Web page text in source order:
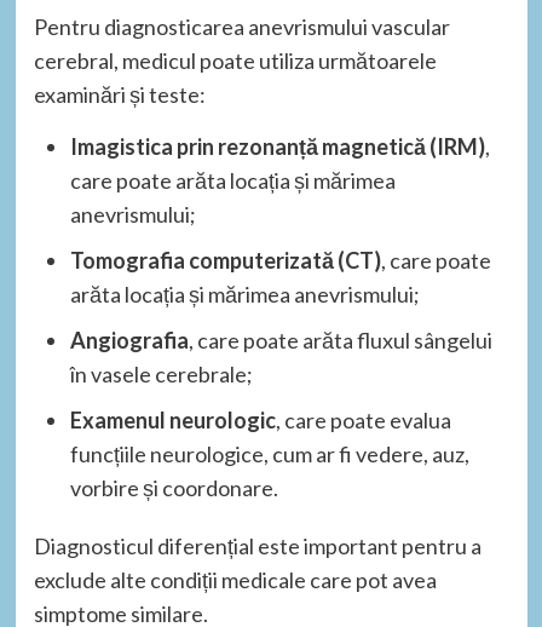
Pentru diagnosticarea anevrismului vascular
cerebral, medicul poate utiliza următoarele
examinări și teste:
Imagistica prin rezonanță magnetică (IRM),
care poate arăta locația și mărimea
anevrismului;
Tomografia computerizată (CT), care poate
arăta locația și mărimea anevrismului;
Angiografia, care poate arăta fluxul sângelui
în vasele cerebrale;
Examenul neurologic, care poate evalua
funcțiile neurologice, cum ar fi vedere, auz,
vorbire și coordonare.
Diagnosticul diferențial este important pentru a
exclude alte condiții medicale care pot avea
simptome similare.